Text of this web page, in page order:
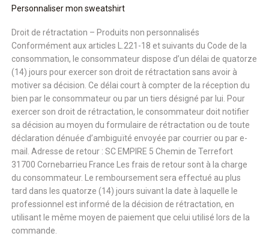
Personnaliser mon sweatshirt
Droit de rétractation – Produits non personnalisés
Conformément aux articles L.221-18 et suivants du Code de la
consommation, le consommateur dispose d’un délai de quatorze
(14) jours pour exercer son droit de rétractation sans avoir à
motiver sa décision. Ce délai court à compter de la réception du
bien par le consommateur ou par un tiers désigné par lui. Pour
exercer son droit de rétractation, le consommateur doit notifier
sa décision au moyen du formulaire de rétractation ou de toute
déclaration dénuée d’ambiguïté envoyée par courrier ou par e-
mail. Adresse de retour : SC EMPIRE 5 Chemin de Terrefort
31700 Cornebarrieu France Les frais de retour sont à la charge
du consommateur. Le remboursement sera effectué au plus
tard dans les quatorze (14) jours suivant la date à laquelle le
professionnel est informé de la décision de rétractation, en
utilisant le même moyen de paiement que celui utilisé lors de la
commande.